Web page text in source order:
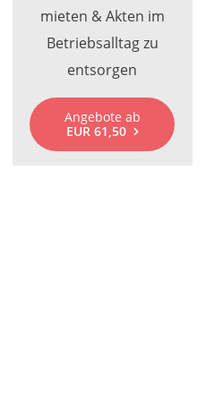
mieten & Akten im
Betriebsalltag zu
entsorgen
Angebote ab
EUR 61,50